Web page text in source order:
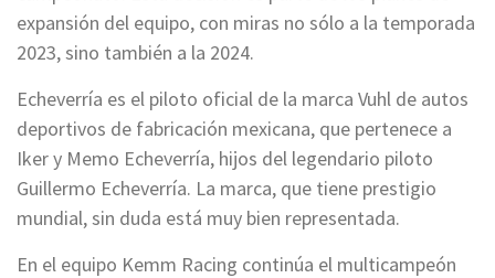
expansión del equipo, con miras no sólo a la temporada
2023, sino también a la 2024.
Echeverría es el piloto oficial de la marca Vuhl de autos
deportivos de fabricación mexicana, que pertenece a
Iker y Memo Echeverría, hijos del legendario piloto
Guillermo Echeverría. La marca, que tiene prestigio
mundial, sin duda está muy bien representada.
En el equipo Kemm Racing continúa el multicampeón